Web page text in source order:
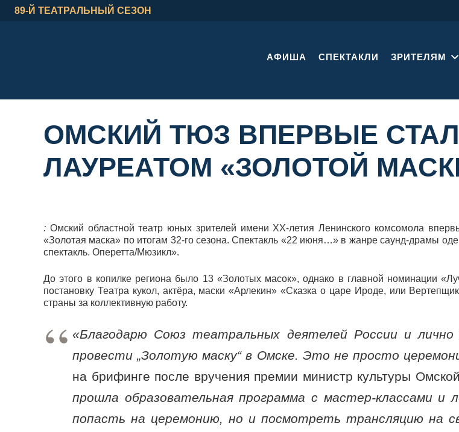
89-Й ТЕАТРАЛЬНЫЙ СЕЗОН
АФИША СПЕКТАКЛИ ЗРИТЕЛЯМ
ОМСКИЙ ТЮЗ ВПЕРВЫЕ СТАЛ
ЛАУРЕАТОМ «ЗОЛОТОЙ
: Омский областной театр юных зрителей имени ХХ-летия Ленинского комсомола
«Золотая маска» по итогам 32-го сезона. Спектакль «22 июня…» в жанре саунд-драмы
спектакль. Оперетта/Мюзикл».
До этого в копилке региона было 13 «Золотых масок», однако в главной номинации
постановку Театра кукол, актёра, маски «Арлекин» «Сказка о царе Ироде, или
страны за коллективную работу.
«Благодарю Союз театральных деятелей России и
провести „Золотую маску“ в Омске. Это не просто
на брифинге после вручения премии министр культуры
прошла образовательная программа с мастер-классами
попасть на церемонию, но и посмотреть трансляцию на